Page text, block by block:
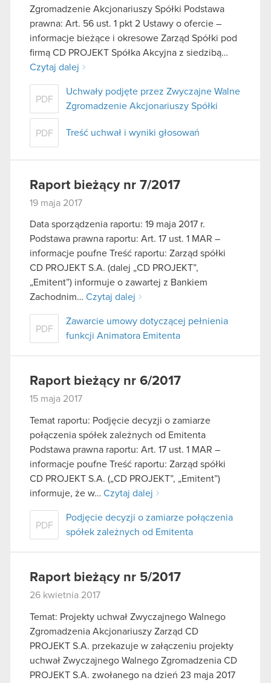
Zgromadzenie Akcjonariuszy Spółki Podstawa
prawna: Art. 56 ust. 1 pkt 2 Ustawy o ofercie –
informacje bieżące i okresowe Zarząd Spółki pod
firmą CD PROJEKT Spółka Akcyjna z siedzibą…
Czytaj dalej
PDF
Uchwały podjęte przez Zwyczajne Walne
Zgromadzenie Akcjonariuszy Spółki
PDF Treść uchwał i wyniki głosowań
Raport bieżący nr 7/2017
19 maja 2017
Data sporządzenia raportu: 19 maja 2017 r.
Podstawa prawna raportu: Art. 17 ust. 1 MAR –
informacje poufne Treść raportu: Zarząd spółki
CD PROJEKT S.A. (dalej „CD PROJEKT”,
„Emitent”) informuje o zawartej z Bankiem
Zachodnim… Czytaj dalej
PDF
Zawarcie umowy dotyczącej pełnienia
funkcji Animatora Emitenta
Raport bieżący nr 6/2017
15 maja 2017
Temat raportu: Podjęcie decyzji o zamiarze
połączenia spółek zależnych od Emitenta
Podstawa prawna raportu: Art. 17 ust. 1 MAR –
informacje poufne Treść raportu: Zarząd spółki
CD PROJEKT S.A. („CD PROJEKT”, „Emitent”)
informuje, że w… Czytaj dalej
PDF
Podjęcie decyzji o zamiarze połączenia
spółek zależnych od Emitenta
Raport bieżący nr 5/2017
26 kwietnia 2017
Temat: Projekty uchwał Zwyczajnego Walnego
Zgromadzenia Akcjonariuszy Zarząd CD
PROJEKT S.A. przekazuje w załączeniu projekty
uchwał Zwyczajnego Walnego Zgromadzenia CD
PROJEKT S.A. zwołanego na dzień 23 maja 2017